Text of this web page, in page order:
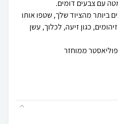
ביותר מהציוד שלך, שטפו אותו
כגון זיעה, לכלוך, עשן